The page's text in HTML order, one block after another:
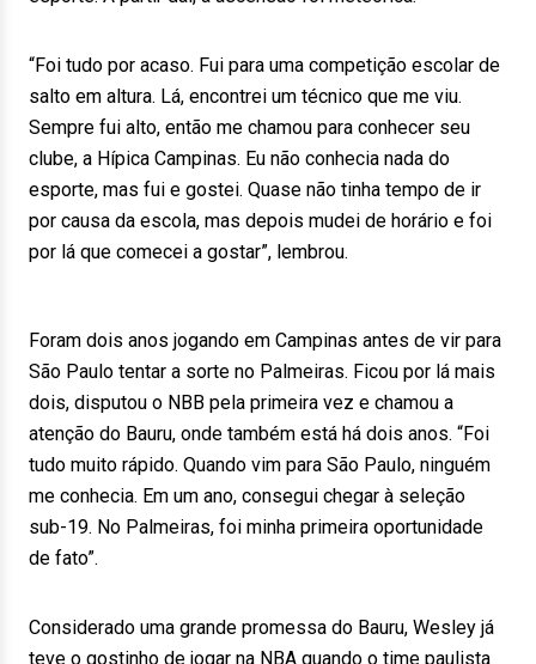
“Foi tudo por acaso. Fui para uma competição escolar de
salto em altura. Lá, encontrei um técnico que me viu.
Sempre fui alto, então me chamou para conhecer seu
clube, a Hípica Campinas. Eu não conhecia nada do
esporte, mas fui e gostei. Quase não tinha tempo de ir
por causa da escola, mas depois mudei de horário e foi
por lá que comecei a gostar”, lembrou.
Foram dois anos jogando em Campinas antes de vir para
São Paulo tentar a sorte no Palmeiras. Ficou por lá mais
dois, disputou o NBB pela primeira vez e chamou a
atenção do Bauru, onde também está há dois anos. “Foi
tudo muito rápido. Quando vim para São Paulo, ninguém
me conhecia. Em um ano, consegui chegar à seleção
sub-19. No Palmeiras, foi minha primeira oportunidade
de fato”.
Considerado uma grande promessa do Bauru, Wesley já
teve o gostinho de jogar na NBA quando o time paulista